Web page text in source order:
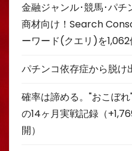
金融ジャンル･競馬･パ
商材向け！Search
ーワード(クエリ)を
パチンコ依存症から脱け
確率は諦める。"おこぼ
の14ヶ月実戦記録（
開）